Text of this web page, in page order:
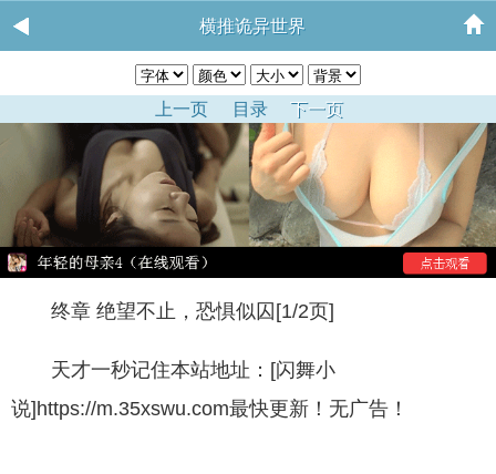
横推诡异世界
上一页 目录 下一页
终章 绝望不止，恐惧似囚[1/2页]
天才一秒记住本站地址：[闪舞小
说]https://m.35xswu.com最快更新！无广告！